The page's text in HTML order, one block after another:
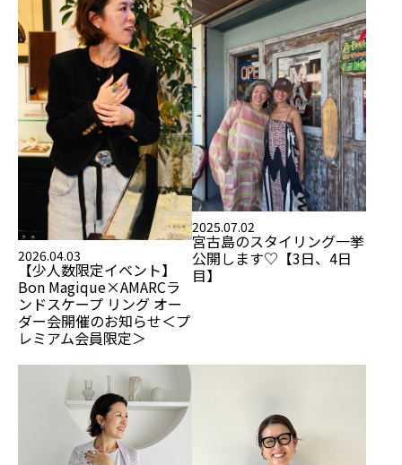
2026.04.03
【少人数限定イベント】
Bon Magique×AMARCラ
ンドスケープ リング オー
ダー会開催のお知らせ＜プ
レミアム会員限定＞
2025.07.02
宮古島のスタイリング一挙
公開します♡【3日、4日
目】